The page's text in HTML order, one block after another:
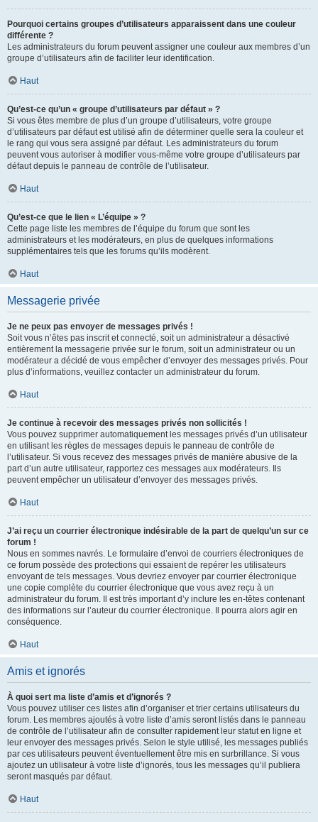
Pourquoi certains groupes d’utilisateurs apparaissent dans une couleur
différente ?
Les administrateurs du forum peuvent assigner une couleur aux membres d’un
groupe d’utilisateurs afin de faciliter leur identification.
Haut
Qu’est-ce qu’un « groupe d’utilisateurs par défaut » ?
Si vous êtes membre de plus d’un groupe d’utilisateurs, votre groupe
d’utilisateurs par défaut est utilisé afin de déterminer quelle sera la couleur et
le rang qui vous sera assigné par défaut. Les administrateurs du forum
peuvent vous autoriser à modifier vous-même votre groupe d’utilisateurs par
défaut depuis le panneau de contrôle de l’utilisateur.
Haut
Qu’est-ce que le lien « L’équipe » ?
Cette page liste les membres de l’équipe du forum que sont les
administrateurs et les modérateurs, en plus de quelques informations
supplémentaires tels que les forums qu’ils modèrent.
Haut
Messagerie privée
Je ne peux pas envoyer de messages privés !
Soit vous n’êtes pas inscrit et connecté, soit un administrateur a désactivé
entièrement la messagerie privée sur le forum, soit un administrateur ou un
modérateur a décidé de vous empêcher d’envoyer des messages privés. Pour
plus d’informations, veuillez contacter un administrateur du forum.
Haut
Je continue à recevoir des messages privés non sollicités !
Vous pouvez supprimer automatiquement les messages privés d’un utilisateur
en utilisant les règles de messages depuis le panneau de contrôle de
l’utilisateur. Si vous recevez des messages privés de manière abusive de la
part d’un autre utilisateur, rapportez ces messages aux modérateurs. Ils
peuvent empêcher un utilisateur d’envoyer des messages privés.
Haut
J’ai reçu un courrier électronique indésirable de la part de quelqu’un sur ce
forum !
Nous en sommes navrés. Le formulaire d’envoi de courriers électroniques de
ce forum possède des protections qui essaient de repérer les utilisateurs
envoyant de tels messages. Vous devriez envoyer par courrier électronique
une copie complète du courrier électronique que vous avez reçu à un
administrateur du forum. Il est très important d’y inclure les en-têtes contenant
des informations sur l’auteur du courrier électronique. Il pourra alors agir en
conséquence.
Haut
Amis et ignorés
À quoi sert ma liste d’amis et d’ignorés ?
Vous pouvez utiliser ces listes afin d’organiser et trier certains utilisateurs du
forum. Les membres ajoutés à votre liste d’amis seront listés dans le panneau
de contrôle de l’utilisateur afin de consulter rapidement leur statut en ligne et
leur envoyer des messages privés. Selon le style utilisé, les messages publiés
par ces utilisateurs peuvent éventuellement être mis en surbrillance. Si vous
ajoutez un utilisateur à votre liste d’ignorés, tous les messages qu’il publiera
seront masqués par défaut.
Haut